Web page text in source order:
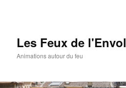
Les Feux de l'Envol
Animations autour du feu